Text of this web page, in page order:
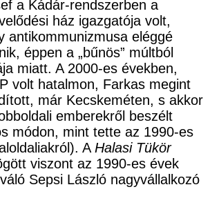
a Kádár-rendszerben a
ház igazgatója volt,
antikommunizmusa eléggé
éppen a „bűnös” múltból
miatt. A 2000-es években,
volt hatalmon, Farkas megint
már Kecskeméten, s akkor
emberekről beszélt
módon, mint tette az 1990-es
A Halasi Tükör
viszont az 1990-es évek
Sepsi László nagyvállalkozó